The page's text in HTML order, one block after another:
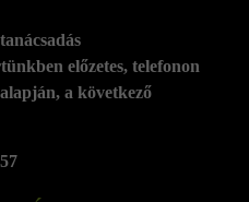
előzetes, telefonon
a következő